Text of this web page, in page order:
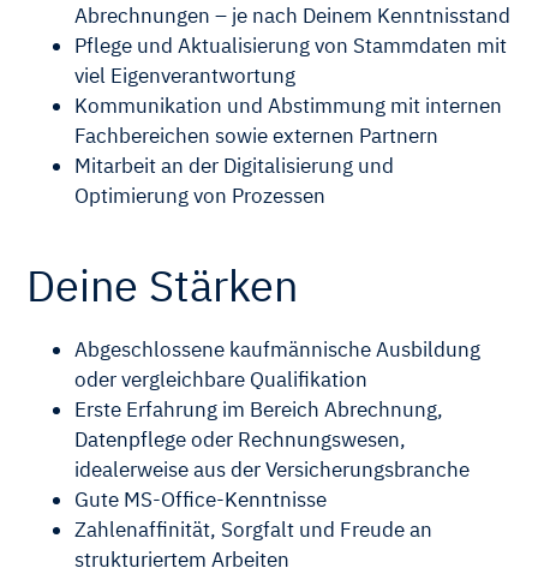
Abrechnungen – je nach Deinem Kenntnisstand
Pflege und Aktualisierung von Stammdaten mit
viel Eigenverantwortung
Kommunikation und Abstimmung mit internen
Fachbereichen sowie externen Partnern
Mitarbeit an der Digitalisierung und
Optimierung von Prozessen
Deine Stärken
Abgeschlossene kaufmännische Ausbildung
oder vergleichbare Qualifikation
Erste Erfahrung im Bereich Abrechnung,
Datenpflege oder Rechnungswesen,
idealerweise aus der Versicherungsbranche
Gute MS-Office-Kenntnisse
Zahlenaffinität, Sorgfalt und Freude an
strukturiertem Arbeiten